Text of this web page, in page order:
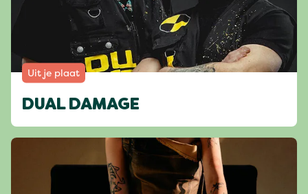
Uit je plaat
DUAL DAMAGE